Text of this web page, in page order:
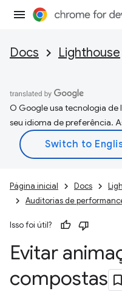
Docs Lighthouse
O Google usa tecnologia de
seu idioma de preferência.
Página inicial Docs
Auditorias de
Isso foi útil?
Evitar
compostas